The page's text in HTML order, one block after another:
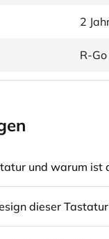
2
R-
und warum ist
dieser